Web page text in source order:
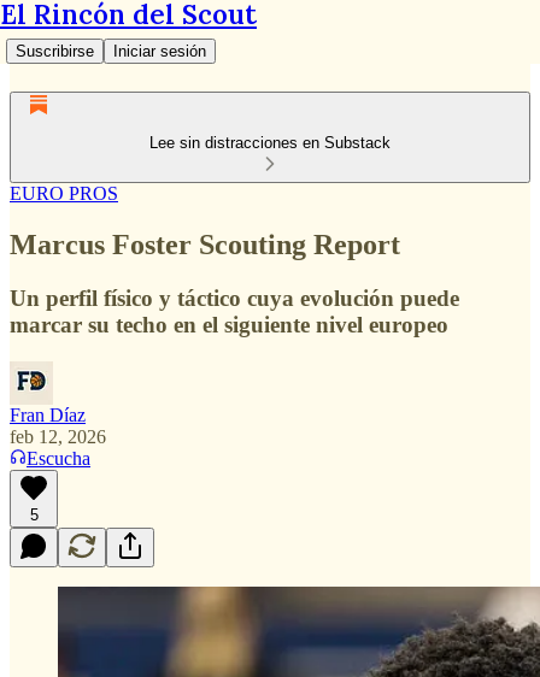
El Rincón del Scout
Suscribirse Iniciar sesión
Lee sin distracciones en Substack
EURO PROS
Marcus Foster Scouting Report
Un perfil físico y táctico cuya evolución puede
marcar su techo en el siguiente nivel europeo
Fran Díaz
feb 12, 2026
Escucha
5